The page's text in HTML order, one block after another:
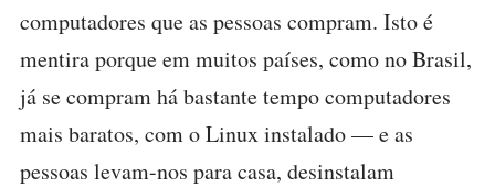
computadores que as pessoas compram. Isto é
mentira porque em muitos países, como no Brasil,
já se compram há bastante tempo computadores
mais baratos, com o Linux instalado — e as
pessoas levam-nos para casa, desinstalam